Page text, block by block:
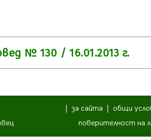
№ 130 / 16.01.2013 г.
за сайта
общи
поверителност на